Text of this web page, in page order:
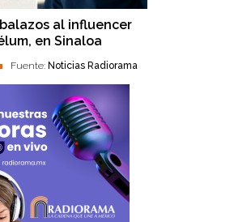
al influencer
en Sinaloa
Fuente: Noticias Radiorama